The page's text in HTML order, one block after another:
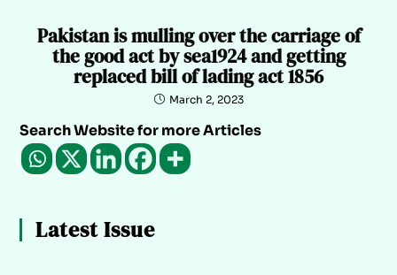
Pakistan is mulling over the carriage of
the good act by sea1924 and getting
replaced bill of lading act 1856
March 2, 2023
Search Website for more Articles
Latest Issue